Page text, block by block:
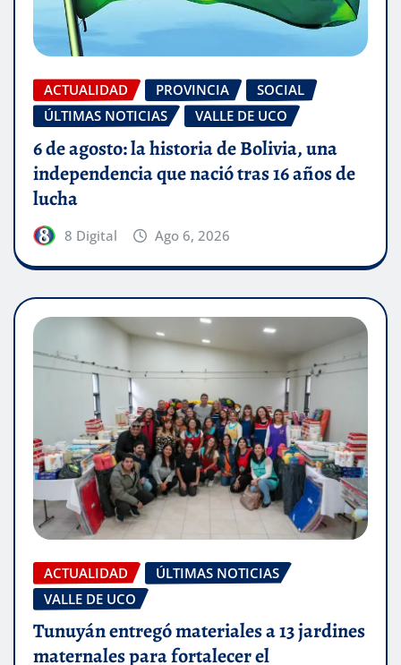
ACTUALIDAD PROVINCIA
SOCIAL
ÚLTIMAS NOTICIAS
VALLE DE UCO
6 de agosto: la historia de Bolivia, una
independencia que nació tras 16 años de
lucha
8 Digital Ago 6, 2026
ACTUALIDAD
ÚLTIMAS NOTICIAS
VALLE DE UCO
Tunuyán entregó materiales a 13 jardines
maternales para fortalecer el